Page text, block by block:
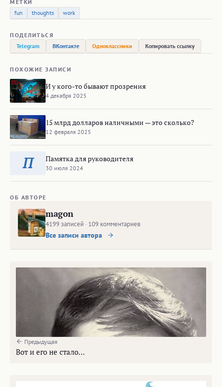
МЕТКИ
fun
thoughts work
ПОДЕЛИТЬСЯ
Telegram
ВКонтакте Одноклассники Копировать ссылку
ПОХОЖИЕ ЗАПИСИ
И у кого-то бывают прозрения
4 декабря 2025
15 млрд долларов наличными — это сколько?
12 февраля 2025
П Памятка для руководителя
30 июля 2024
ОБ АВТОРЕ
magon
4199 записей · 109 комментариев
Все записи автора
Предыдущая
Вот и его не стало…